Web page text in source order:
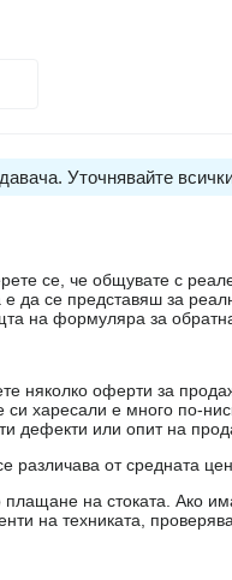
Уточнявайте
се, че общувате с
е да се представяш за
на формуляра за обратна
няколко оферти за
си харесали е много по-
дефекти или опит на
различава от средната
на стоката. Ако
на техниката,